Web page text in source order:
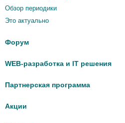
Обзор периодики
Это актуально
Форум
WEB-разработка и IT решения
Партнерская программа
Акции